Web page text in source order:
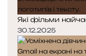
Які фільми
30.12.2025